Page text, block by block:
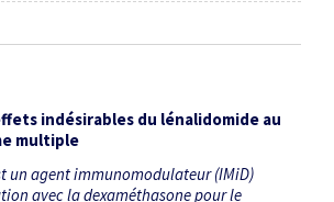
indésirables du lénalidomide au
multiple
un agent immunomodulateur (IMiD)
avec la dexaméthasone pour le